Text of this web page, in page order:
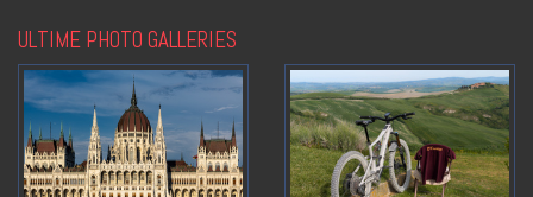
ULTIME PHOTO GALLERIES